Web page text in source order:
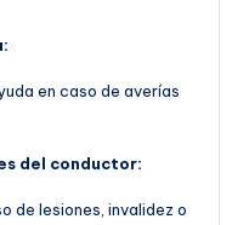
en caso de averías
del conductor:
de lesiones, invalidez o